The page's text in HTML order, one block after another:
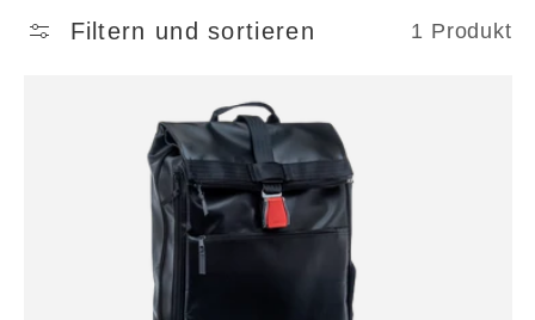
Filtern und sortieren 1 Produkt